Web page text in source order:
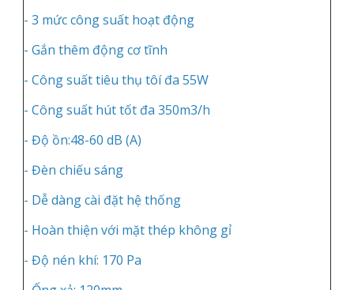
- 3 mức công suất hoạt động
- Gắn thêm động cơ tĩnh
- Công suất tiêu thụ tôí đa 55W
- Công suất hút tốt đa 350m3/h
- Độ ồn:48-60 dB (A)
- Đèn chiếu sáng
- Dễ dàng cài đặt hệ thống
- Hoàn thiện với mặt thép không gỉ
- Độ nén khí: 170 Pa